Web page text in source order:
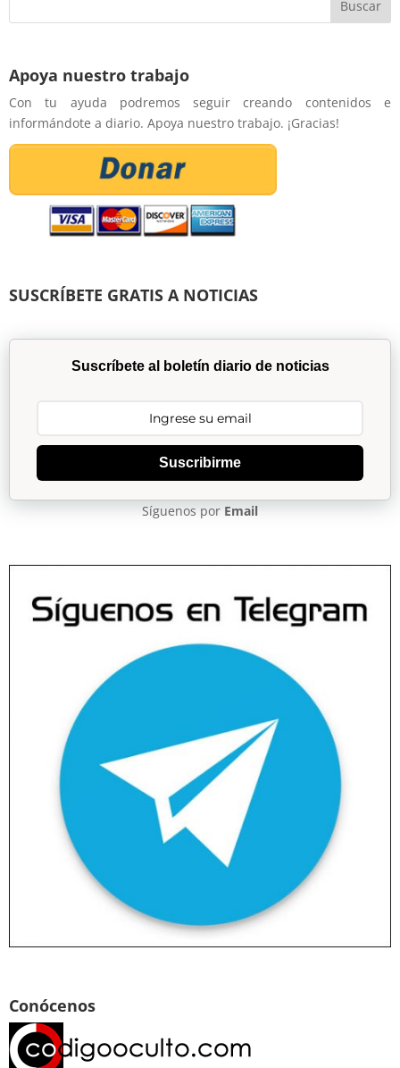
Apoya nuestro trabajo
Con tu ayuda podremos seguir creando contenidos e
informándote a diario. Apoya nuestro trabajo. ¡Gracias!
SUSCRÍBETE GRATIS A NOTICIAS
Suscríbete al boletín diario de noticias
Suscribirme
Síguenos por Email
Conócenos